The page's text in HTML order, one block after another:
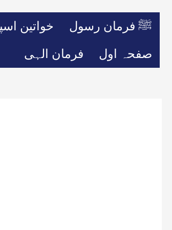
خواتین ﷺ فرمان رسول
فرمان الہی صفحہ اول